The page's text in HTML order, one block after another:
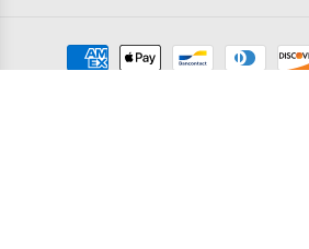
Betaalmethoden